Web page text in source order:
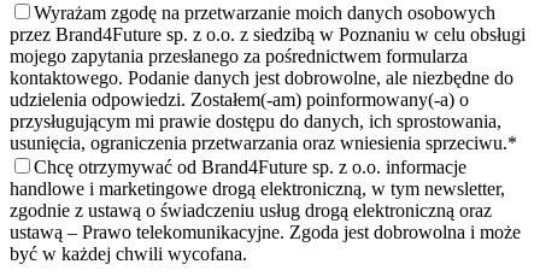
Wyrażam zgodę na przetwarzanie moich danych osobowych
przez Brand4Future sp. z o.o. z siedzibą w Poznaniu w celu obsługi
mojego zapytania przesłanego za pośrednictwem formularza
kontaktowego. Podanie danych jest dobrowolne, ale niezbędne do
udzielenia odpowiedzi. Zostałem(-am) poinformowany(-a) o
przysługującym mi prawie dostępu do danych, ich sprostowania,
usunięcia, ograniczenia przetwarzania oraz wniesienia sprzeciwu.*
Chcę otrzymywać od Brand4Future sp. z o.o. informacje
handlowe i marketingowe drogą elektroniczną, w tym newsletter,
zgodnie z ustawą o świadczeniu usług drogą elektroniczną oraz
ustawą – Prawo telekomunikacyjne. Zgoda jest dobrowolna i może
być w każdej chwili wycofana.